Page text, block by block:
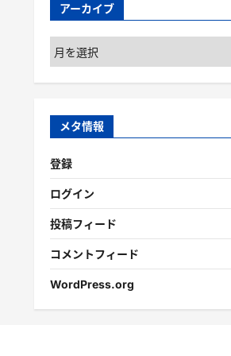
アーカイブ
ア
ー
カ
ブ
メタ情報
登録
ログイン
投稿フィード
コメントフィード
WordPress.org